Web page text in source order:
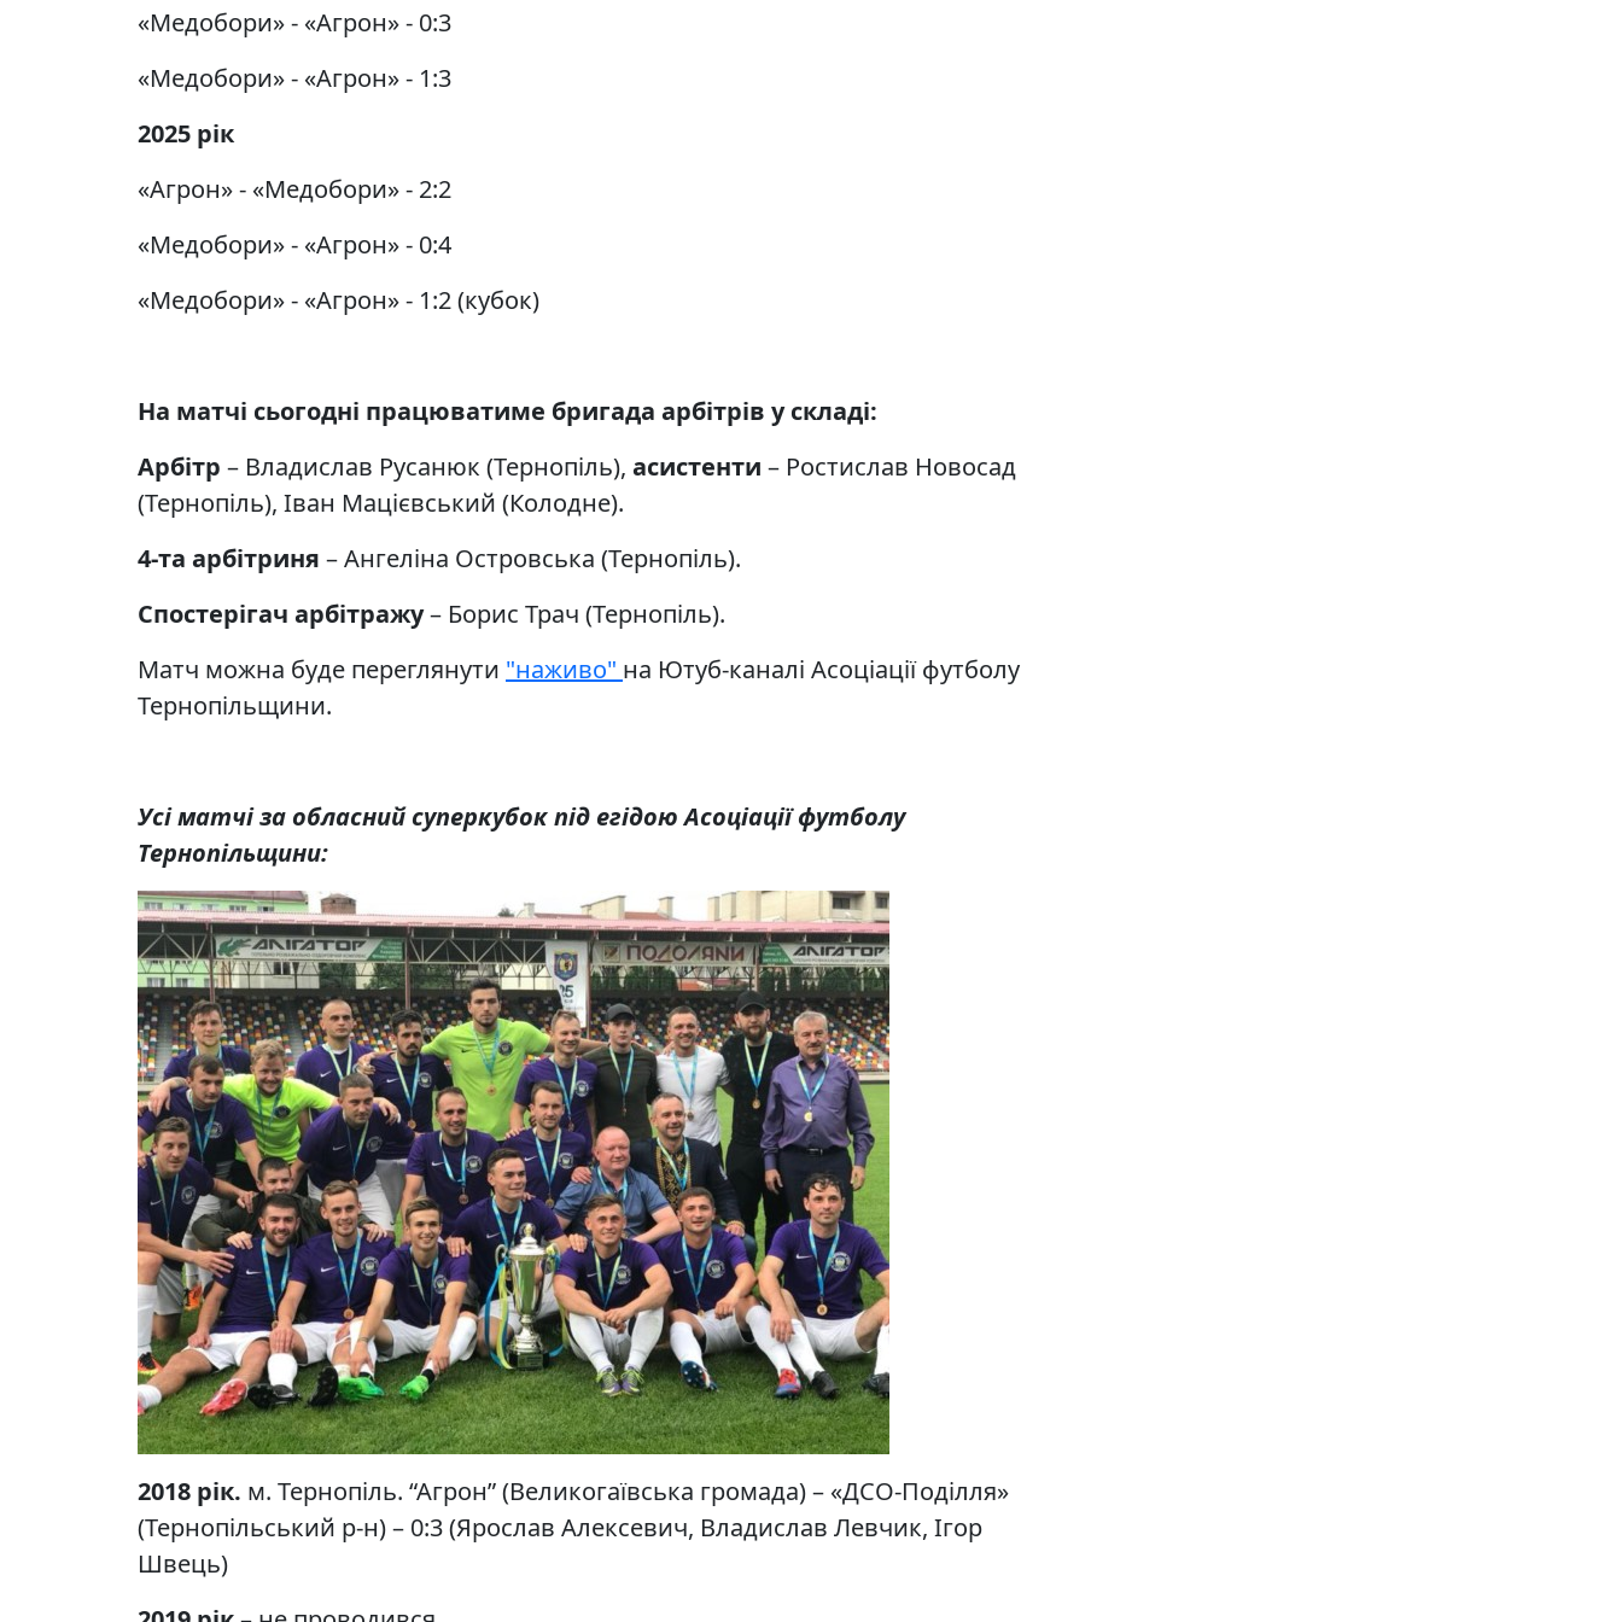
«Медобори» - «Агрон» - 0:3
«Медобори» - «Агрон» - 1:3
2025 рік
«Агрон» - «Медобори» - 2:2
«Медобори» - «Агрон» - 0:4
«Медобори» - «Агрон» - 1:2 (кубок)
На матчі сьогодні працюватиме бригада арбітрів у складі:
Арбітр – Владислав Русанюк (Тернопіль), асистенти – Ростислав Новосад
(Тернопіль), Іван Мацієвський (Колодне).
4-та арбітриня – Ангеліна Островська (Тернопіль).
Спостерігач арбітражу– Борис Трач (Тернопіль).
Матч можна буде переглянути "наживо" на Ютуб-каналі Асоціації футболу
Тернопільщини.
Усі матчі за обласний суперкубок під егідою Асоціації футболу
Тернопільщини:
2018 рік. м. Тернопіль. “Агрон” (Великогаївська громада) – «ДСО-Поділля»
(Тернопільський р-н) – 0:3 (Ярослав Алексевич, Владислав Левчик, Ігор
Швець)